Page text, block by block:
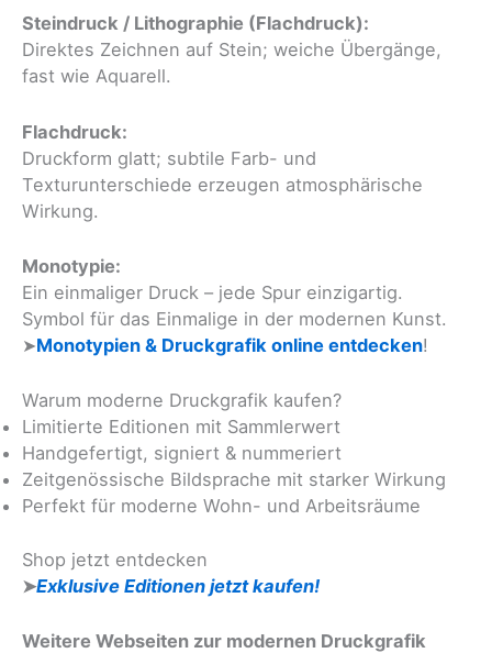
Steindruck / Lithographie (Flachdruck):
Direktes Zeichnen auf Stein; weiche Übergänge,
fast wie Aquarell.
Flachdruck:
Druckform glatt; subtile Farb- und
Texturunterschiede erzeugen atmosphärische
Wirkung.
Monotypie:
Ein einmaliger Druck – jede Spur einzigartig.
Symbol für das Einmalige in der modernen Kunst.
➤Monotypien & Druckgrafik online entdecken!
Warum moderne Druckgrafik kaufen?
Limitierte Editionen mit Sammlerwert
Handgefertigt, signiert & nummeriert
Zeitgenössische Bildsprache mit starker Wirkung
Perfekt für moderne Wohn- und Arbeitsräume
Shop jetzt entdecken
➤Exklusive Editionen jetzt kaufen!
Weitere Webseiten zur modernen Druckgrafik